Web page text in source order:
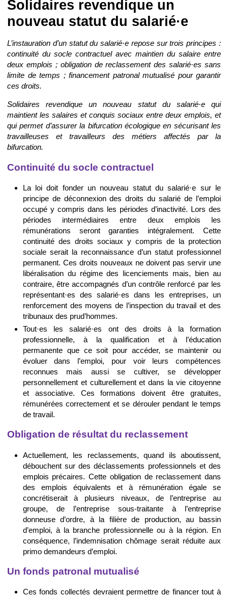
Solidaires revendique un
nouveau statut du salarié·e
L’instauration d’un statut du salarié·e repose sur trois principes :
continuité du socle contractuel avec maintien du salaire entre
deux emplois ; obligation de reclassement des salarié·es sans
limite de temps ; financement patronal mutualisé pour garantir
ces droits.
Solidaires revendique un nouveau statut du salarié·e qui
maintient les salaires et conquis sociaux entre deux emplois, et
qui permet d’assurer la bifurcation écologique en sécurisant les
travailleuses et travailleurs des métiers affectés par la
bifurcation.
Continuité du socle contractuel
La loi doit fonder un nouveau statut du salarié·e sur le
principe de déconnexion des droits du salarié de l’emploi
occupé y compris dans les périodes d’inactivité. Lors des
périodes intermédiaires entre deux emplois les
rémunérations seront garanties intégralement. Cette
continuité des droits sociaux y compris de la protection
sociale serait la reconnaissance d’un statut professionnel
permanent. Ces droits nouveaux ne doivent pas servir une
libéralisation du régime des licenciements mais, bien au
contraire, être accompagnés d’un contrôle renforcé par les
représentant·es des salarié·es dans les entreprises, un
renforcement des moyens de l’inspection du travail et des
tribunaux des prud’hommes.
Tout·es les salarié·es ont des droits à la formation
professionnelle, à la qualification et à l’éducation
permanente que ce soit pour accéder, se maintenir ou
évoluer dans l’emploi, pour voir leurs compétences
reconnues mais aussi se cultiver, se développer
personnellement et culturellement et dans la vie citoyenne
et associative. Ces formations doivent être gratuites,
rémunérées correctement et se dérouler pendant le temps
de travail.
Obligation de résultat du reclassement
Actuellement, les reclassements, quand ils aboutissent,
débouchent sur des déclassements professionnels et des
emplois précaires. Cette obligation de reclassement dans
des emplois équivalents et à rémunération égale se
concrétiserait à plusieurs niveaux, de l’entreprise au
groupe, de l’entreprise sous-traitante à l’entreprise
donneuse d’ordre, à la filière de production, au bassin
d’emploi, à la branche professionnelle ou à la région. En
conséquence, l’indemnisation chômage serait réduite aux
primo demandeurs d’emploi.
Un fonds patronal mutualisé
Ces fonds collectés devraient permettre de financer tout à